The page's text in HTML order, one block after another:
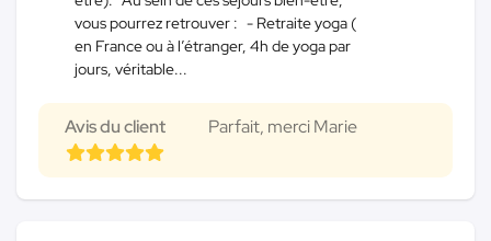
vous pourrez retrouver : - Retraite yoga (
en France ou à l’étranger, 4h de yoga par
jours, véritable...
Avis du client Parfait, merci Marie